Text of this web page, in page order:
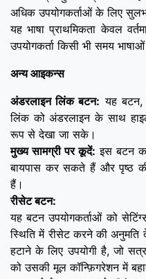
अधिक उपयोगकर्ताओं के लिए
यह भाषा प्राथमिकता केवल
उपयोगकर्ता किसी भी समय
अन्य आइकन्स
अंडरलाइन लिंक बटन: यह बटन,
लिंक को अंडरलाइन के साथ
रूप से देखा जा सके।
मुख्य सामग्री पर कूदें: इस बटन
बायपास कर सकते हैं और पृष्ठ
हैं।
रीसेट बटन:
यह बटन उपयोगकर्ताओं को
स्थिति में रीसेट करने की अनुमति
हटाने के लिए उपयोगी है, जो
को उसकी मूल कॉन्फ़िगरेशन में